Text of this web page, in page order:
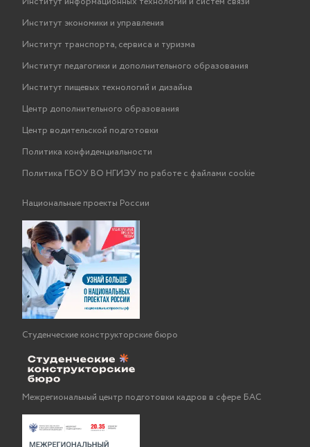
Институт экономики и управления
Институт транспорта, сервиса и туризма
Институт педагогики и дополнительного образования
Институт пищевых технологий и дизайна
Центр дополнительного образования
Центр водительской подготовки
Политика конфиденциальности
Политика ГБОУ ВО НГИЭУ по работе с файлами cookie
Национальные проекты России
Студенческие конструкторские бюро
Межрегиональный центр подготовки кадров в сфере БАС